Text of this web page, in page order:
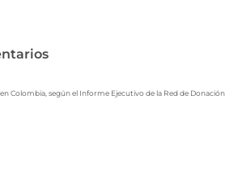
Colombia, según el Informe Ejecutivo de la Red de